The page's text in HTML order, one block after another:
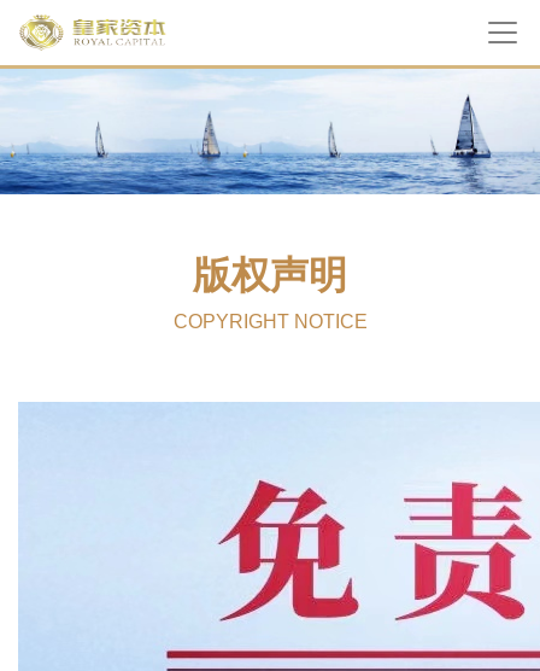
版权声明
COPYRIGHT NOTICE